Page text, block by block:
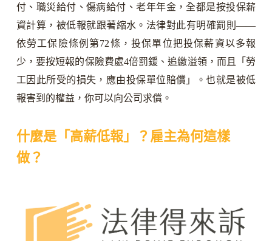
付、職災給付、傷病給付、老年年金，全都是按投保薪
資計算，被低報就跟著縮水。法律對此有明確罰則——
依勞工保險條例第72條，投保單位把投保薪資以多報
少，要按短報的保險費處4倍罰鍰、追繳溢領，而且「勞
工因此所受的損失，應由投保單位賠償」。也就是被低
報害到的權益，你可以向公司求償。
什麼是「高薪低報」？雇主為何這樣
做？